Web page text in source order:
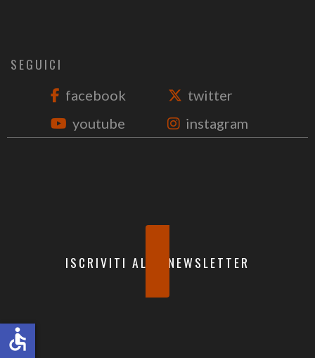
SEGUICI
facebook
twitter
youtube
instagram
ISCRIVITI ALLA NEWSLETTER
accessible